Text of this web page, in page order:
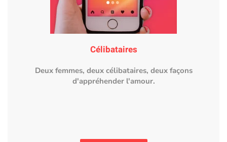
Célibataires
Deux femmes, deux célibataires, deux façons
d'appréhender l'amour.